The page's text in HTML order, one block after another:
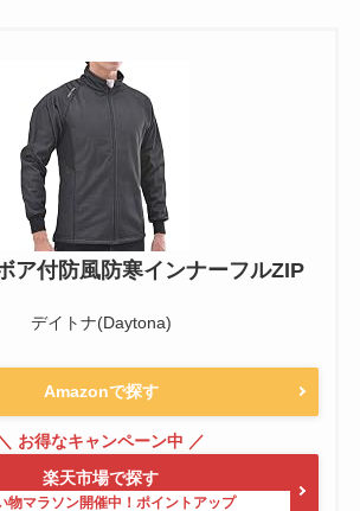
ア付防風防寒インナーフルZIP
デイトナ(Daytona)
Amazonで探す
楽天市場で探す